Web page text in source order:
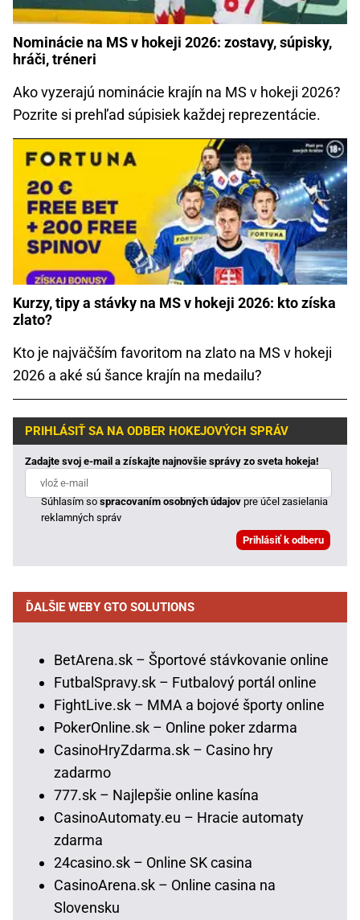
Nominácie na MS v hokeji 2026: zostavy, súpisky,
hráči, tréneri
Ako vyzerajú nominácie krajín na MS v hokeji 2026?
Pozrite si prehľad súpisiek každej reprezentácie.
Kurzy, tipy a stávky na MS v hokeji 2026: kto získa
zlato?
Kto je najväčším favoritom na zlato na MS v hokeji
2026 a aké sú šance krajín na medailu?
PRIHLÁSIŤ SA NA ODBER HOKEJOVÝCH SPRÁV
Zadajte svoj e-mail a získajte najnovšie správy zo sveta hokeja!
Súhlasím sospracovaním osobných údajovpre účel zasielania
reklamných správ
ĎALŠIE WEBY GTO SOLUTIONS
BetArena.sk – Športové stávkovanie online
FutbalSpravy.sk – Futbalový portál online
FightLive.sk – MMA a bojové športy online
PokerOnline.sk – Online poker zdarma
CasinoHryZdarma.sk – Casino hry
zadarmo
777.sk – Najlepšie online kasína
CasinoAutomaty.eu – Hracie automaty
zdarma
24casino.sk – Online SK casina
CasinoArena.sk – Online casina na
Slovensku